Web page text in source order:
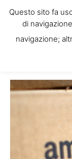
Tag:
Questo sito fa
di
navigazione;